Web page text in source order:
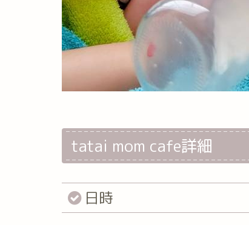
tatai mom cafe詳細
日時